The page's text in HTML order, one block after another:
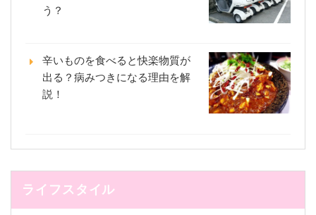
う？
辛いものを食べると快楽物質が
出る？病みつきになる理由を解
説！
ライフスタイル